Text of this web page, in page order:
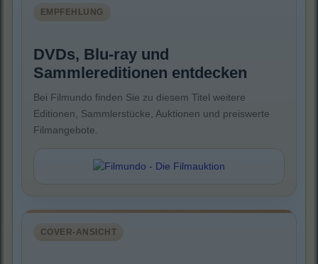
EMPFEHLUNG
DVDs, Blu-ray und
Sammlereditionen entdecken
Bei Filmundo finden Sie zu diesem Titel weitere
Editionen, Sammlerstücke, Auktionen und preiswerte
Filmangebote.
COVER-ANSICHT